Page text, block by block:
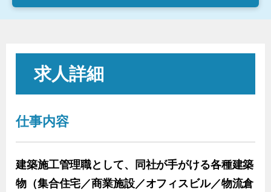
求人詳細
仕事内容
建築施工管理職として、同社が手がける各種建築
物（集合住宅／商業施設／オフィスビル／物流倉